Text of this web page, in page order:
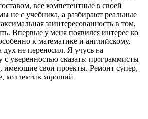
все компетентные в своей
не с учебника, а разбирают реальные
заинтересованность в том,
Впервые у меня появился интерес ко
к математике и английскому,
дух не переносил. Я учусь на
с уверенностью сказать: программисты
имеющие свои проекты. Ремонт супер,
коллектив хороший.